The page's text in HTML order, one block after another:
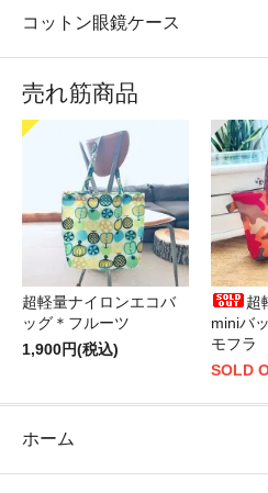
コットン眼鏡ケース
売れ筋商品
超軽量ナイロンエコバ
ッグ＊フルーツ
1,900円(税込)
超
miniバ
モフラ
SOLD
ホーム